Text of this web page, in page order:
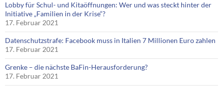
Lobby für Schul- und Kitaöffnungen: Wer und was steckt hinter der
Initiative „Familien in der Krise“?
17. Februar 2021
Datenschutzstrafe: Facebook muss in Italien 7 Millionen Euro zahlen
17. Februar 2021
Grenke – die nächste BaFin-Herausforderung?
17. Februar 2021